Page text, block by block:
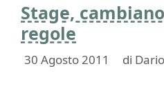
Stage,
regole
30 Agosto 2011 di